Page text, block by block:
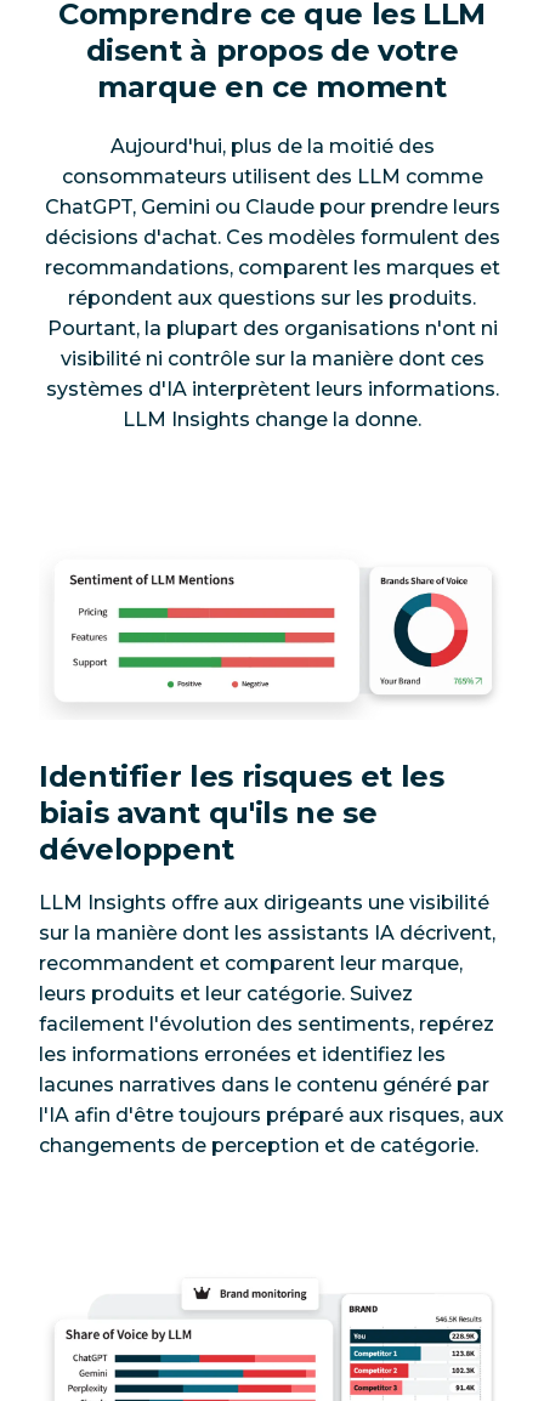
Comprendre ce que les LLM
disent à propos de votre
marque en ce moment
Aujourd'hui, plus de la moitié des
consommateurs utilisent des LLM comme
ChatGPT, Gemini ou Claude pour prendre leurs
décisions d'achat. Ces modèles formulent des
recommandations, comparent les marques et
répondent aux questions sur les produits.
Pourtant, la plupart des organisations n'ont ni
visibilité ni contrôle sur la manière dont ces
systèmes d'IA interprètent leurs informations.
LLM Insights change la donne.
Identifier les risques et les
biais avant qu'ils ne se
développent
LLM Insights offre aux dirigeants une visibilité
sur la manière dont les assistants IA décrivent,
recommandent et comparent leur marque,
leurs produits et leur catégorie. Suivez
facilement l'évolution des sentiments, repérez
les informations erronées et identifiez les
lacunes narratives dans le contenu généré par
l'IA afin d'être toujours préparé aux risques, aux
changements de perception et de catégorie.